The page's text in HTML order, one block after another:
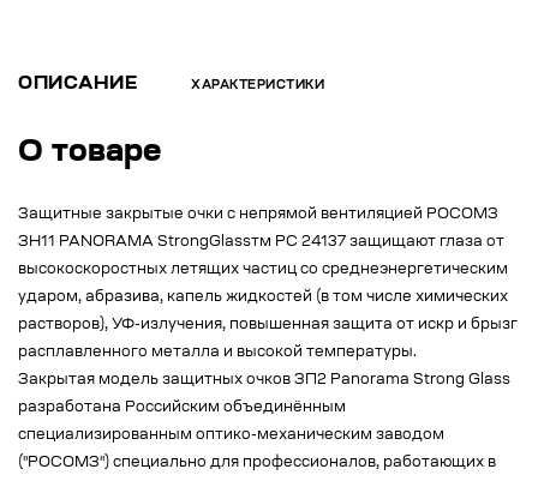
ОПИСАНИЕ ХАРАКТЕРИСТИКИ
О товаре
Защитные закрытые очки с непрямой вентиляцией РОСОМЗ
ЗН11 PANORAMA StrongGlassтм PC 24137 защищают глаза от
высокоскоростных летящих частиц со среднеэнергетическим
ударом, абразива, капель жидкостей (в том числе химических
растворов), УФ-излучения, повышенная защита от искр и брызг
расплавленного металла и высокой температуры.
Закрытая модель защитных очков ЗП2 Panorama Strong Glass
разработана Российским объединённым
специализированным оптико-механическим заводом
("РОСОМЗ") специально для профессионалов, работающих в